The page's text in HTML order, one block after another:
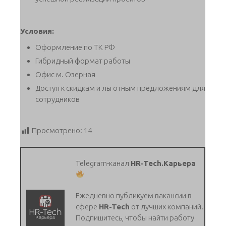
Условия:
Оформление по ТК РФ
Гибридный формат работы
Офис м. Озерная
Доступ к скидкам и льготным предложениям для
сотрудников
Просмотрено: 14
Telegram-канал HR-Tech.Карьера
Ежедневно публикуем вакансии в
сфере HR-Tech от лучших компаний.
Подпишитесь, чтобы найти работу